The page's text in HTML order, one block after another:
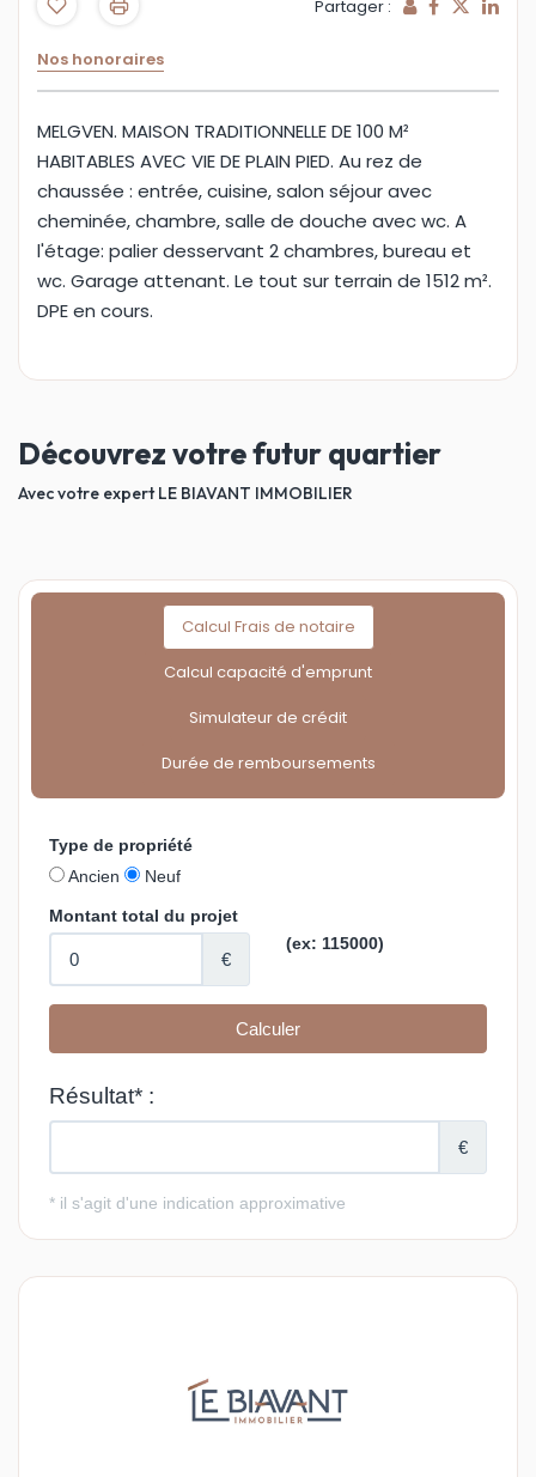
Partager :
Nos honoraires
MELGVEN. MAISON TRADITIONNELLE DE 100 M²
HABITABLES AVEC VIE DE PLAIN PIED. Au rez de
chaussée : entrée, cuisine, salon séjour avec
cheminée, chambre, salle de douche avec wc. A
l'étage: palier desservant 2 chambres, bureau et
wc. Garage attenant. Le tout sur terrain de 1512 m².
DPE en cours.
Découvrez votre futur quartier
Avec votre expert LE BIAVANT IMMOBILIER
Calcul Frais de notaire
Calcul capacité d'emprunt
Simulateur de crédit
Durée de remboursements